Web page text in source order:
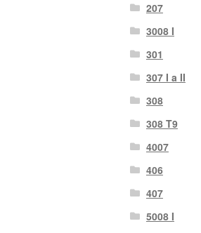
207
3008 I
301
307 I a II
308
308 T9
4007
406
407
5008 I